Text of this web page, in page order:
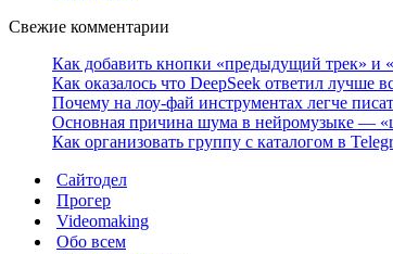
Свежие комментарии
Как добавить кнопки «предыдущий трек» и
Как оказалось что DeepSeek ответил лучше
Почему на лоу-фай инструментах легче
Основная причина шума в нейромузыке —
Как организовать группу с каталогом в
Сайтодел
Прогер
Videomaking
Обо всем